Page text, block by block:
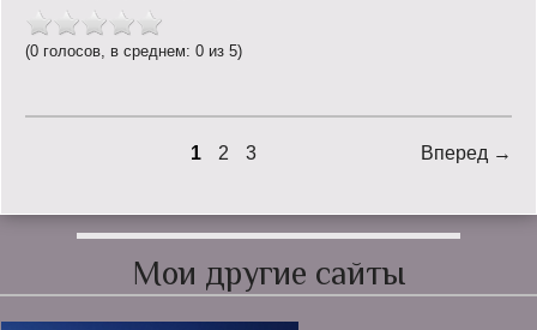
(0 голосов, в среднем: 0 из 5)
Вперед →
1 2 3
Мои другие сайты